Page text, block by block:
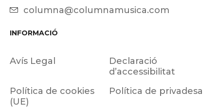
columna@columnamusica.com
INFORMACIÓ
Avís Legal
Declaració
d’accessibilitat
Política de cookies
(UE)
Política de privadesa